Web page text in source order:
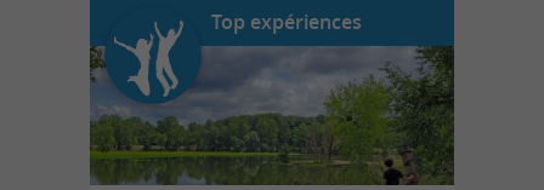
Top expériences